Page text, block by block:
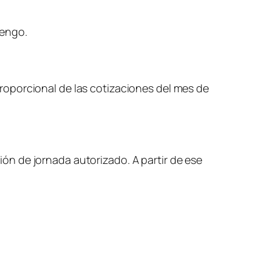
de las cotizaciones del mes de
de jornada autorizado. A partir de ese